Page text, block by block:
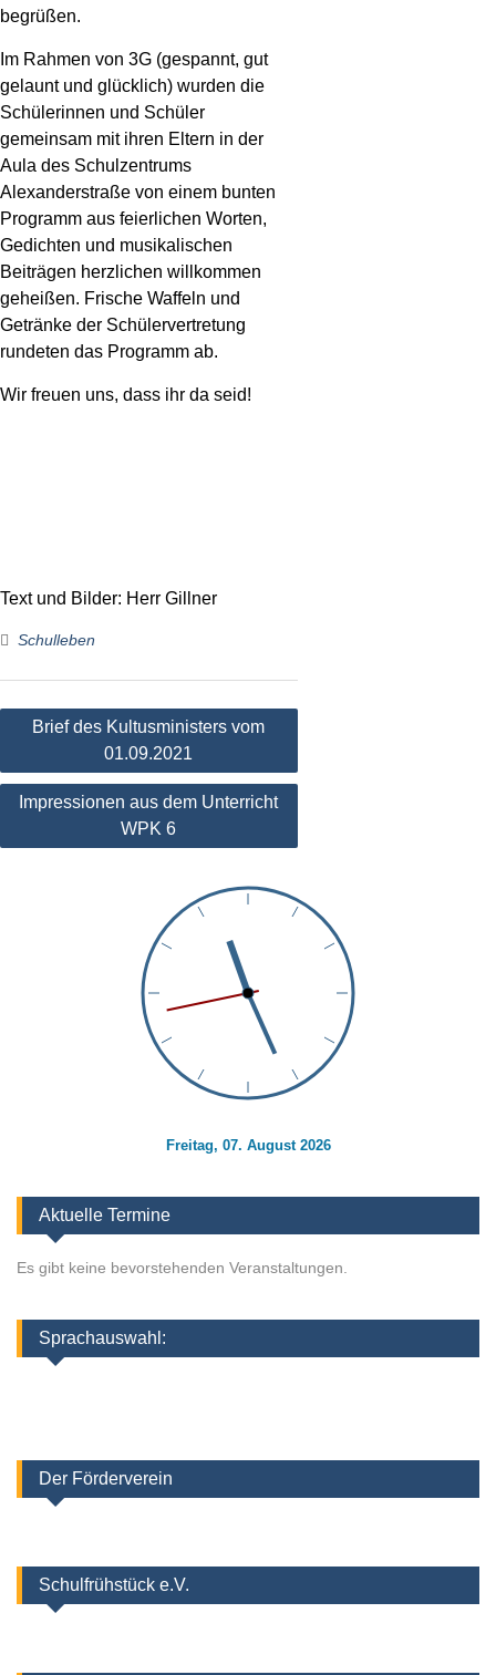
begrüßen.
Im Rahmen von 3G (gespannt, gut
gelaunt und glücklich) wurden die
Schülerinnen und Schüler
gemeinsam mit ihren Eltern in der
Aula des Schulzentrums
Alexanderstraße von einem bunten
Programm aus feierlichen Worten,
Gedichten und musikalischen
Beiträgen herzlichen willkommen
geheißen. Frische Waffeln und
Getränke der Schülervertretung
rundeten das Programm ab.
Wir freuen uns, dass ihr da seid!
Text und Bilder: Herr Gillner
Schulleben
Beitragsnavigation
Brief des Kultusministers vom
01.09.2021
Impressionen aus dem Unterricht
WPK 6
Freitag, 07. August 2026
Aktuelle Termine
Es gibt keine bevorstehenden Veranstaltungen.
Sprachauswahl:
Der Förderverein
Schulfrühstück e.V.